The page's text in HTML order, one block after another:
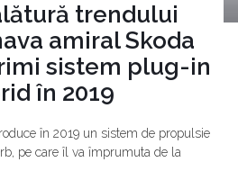
trendului
amiral Skoda
sistem plug-in
în 2019
în 2019 un sistem de propulsie
pe care îl va împrumuta de la